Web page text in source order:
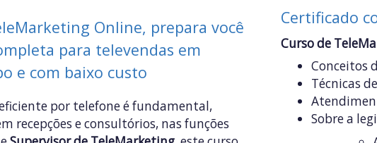
Online, prepara você
para televendas em
e com baixo custo
por telefone é fundamental,
recepções e consultórios, nas funções
Certificado
Curso de
Conceitos
Técnicas
Sobre a